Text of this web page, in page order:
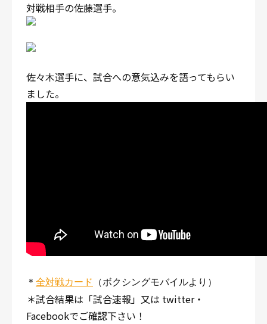
対戦相手の佐藤選手。
佐々木選手に、試合への意気込みを語ってもらい
ました。
＊ 全対戦カード （ボクシングモバイルより）
＊試合結果は「試合速報」又は twitter・
Facebookでご確認下さい！